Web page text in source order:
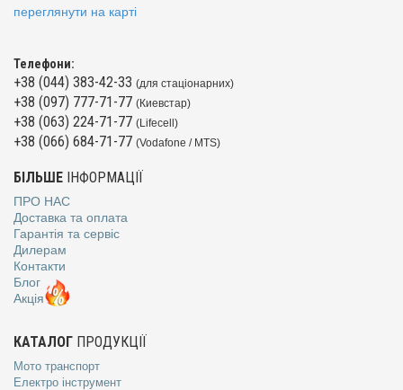
переглянути на карті
Телефони:
+38 (044) 383-42-33 (для стаціонарних)
+38 (097) 777-71-77 (Киевстар)
+38 (063) 224-71-77 (Lifecell)
+38 (066) 684-71-77 (Vodafone / MTS)
БІЛЬШЕ ІНФОРМАЦІЇ
ПРО НАС
Доставка та оплата
Гарантія та сервіс
Дилерам
Контакти
Блог
Акція
КАТАЛОГ ПРОДУКЦІЇ
Мото транспорт
Електро інструмент